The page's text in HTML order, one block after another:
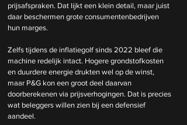
prijsafspraken. Dat lijkt een klein detail, maar juist
daar beschermen grote consumentenbedrijven
hun marges.
Zelfs tijdens de inflatiegolf sinds 2022 bleef die
machine redelijk intact. Hogere grondstofkosten
en duurdere energie drukten wel op de winst,
maar P&G kon een groot deel daarvan
doorberekenen via prijsverhogingen. Dat is precies
wat beleggers willen zien bij een defensief
aandeel.